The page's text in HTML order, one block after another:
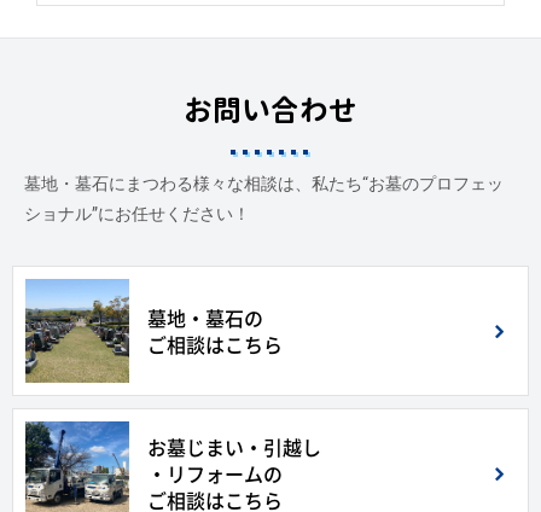
お問い合わせ
墓地・墓石にまつわる様々な相談は、私たち“お墓のプロフェッ
ショナル”にお任せください！
墓地・墓石の
ご相談はこちら
お墓じまい・引越し
・リフォームの
ご相談はこちら